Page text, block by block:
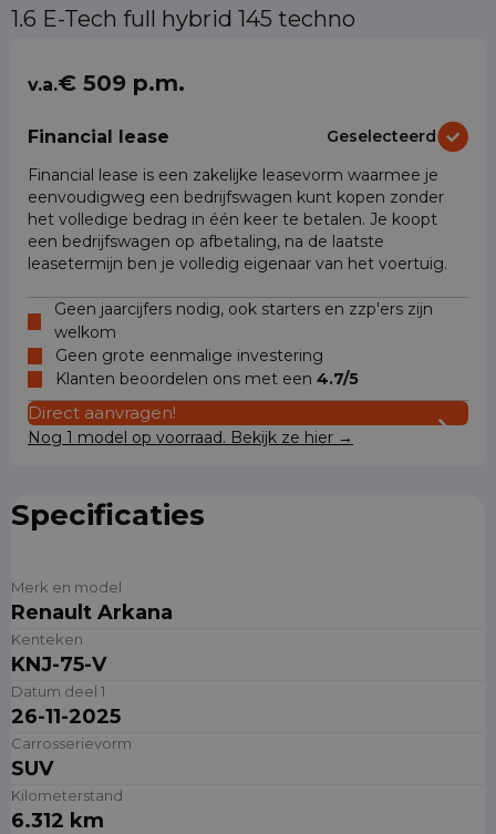
1.6 E-Tech full hybrid 145 techno
v.a.€ 509 p.m.
Financial lease
Geselecteerd
Financial lease is een zakelijke leasevorm waarmee je
eenvoudigweg een bedrijfswagen kunt kopen zonder
het volledige bedrag in één keer te betalen. Je koopt
een bedrijfswagen op afbetaling, na de laatste
leasetermijn ben je volledig eigenaar van het voertuig.
Geen jaarcijfers nodig, ook starters en zzp'ers zijn
welkom
Geen grote eenmalige investering
Klanten beoordelen ons met een 4.7/5
Direct aanvragen!
Nog 1 model op voorraad. Bekijk ze hier →
Specificaties
Merk en model
Renault Arkana
Kenteken
KNJ-75-V
Datum deel 1
26-11-2025
Carrosserievorm
SUV
Kilometerstand
6.312 km